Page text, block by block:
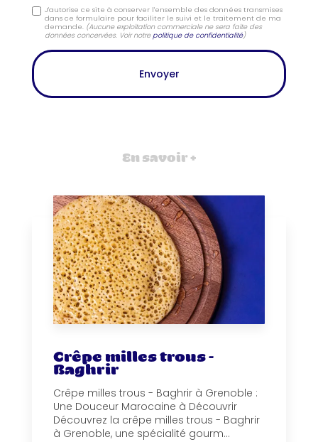
J'autorise ce site à conserver l'ensemble des données transmises
dans ce formulaire pour faciliter le suivi et le traitement de ma
demande. (Aucune exploitation commerciale ne sera faite des
données concervées. Voir notrepolitique de confidentialité)
En savoir +
Crêpe milles trous -
Baghrir
Crêpe milles trous - Baghrir à Grenoble :
Une Douceur Marocaine à Découvrir
Découvrez la crêpe milles trous - Baghrir
à Grenoble, une spécialité gourm...